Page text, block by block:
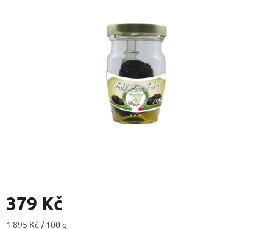
379 Kč
Měrná
1 895 Kč / 100 g